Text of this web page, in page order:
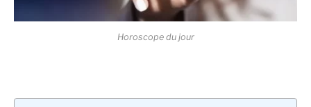
Horoscope du jour